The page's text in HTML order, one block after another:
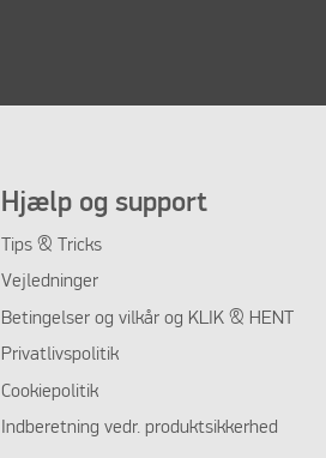
Hjælp og support
Tips & Tricks
Vejledninger
Betingelser og vilkår og KLIK & HENT
Privatlivspolitik
Cookiepolitik
Indberetning vedr. produktsikkerhed